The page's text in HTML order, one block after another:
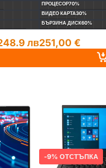
лв
ПРОЦЕСОР70%
ВИДЕО КАРТА30%
БЪРЗИНА ДИСК60%
251,00 €
9% ОТСТЪПКА